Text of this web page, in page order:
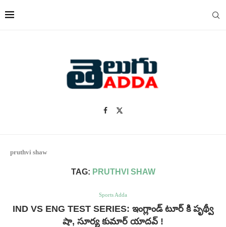
pruthvi shaw
TAG: PRUTHVI SHAW
Sports Adda
IND VS ENG TEST SERIES: ఇంగ్లాండ్ టూర్ కి పృథ్వీ
షా, సూర్య కుమార్ యాదవ్ !